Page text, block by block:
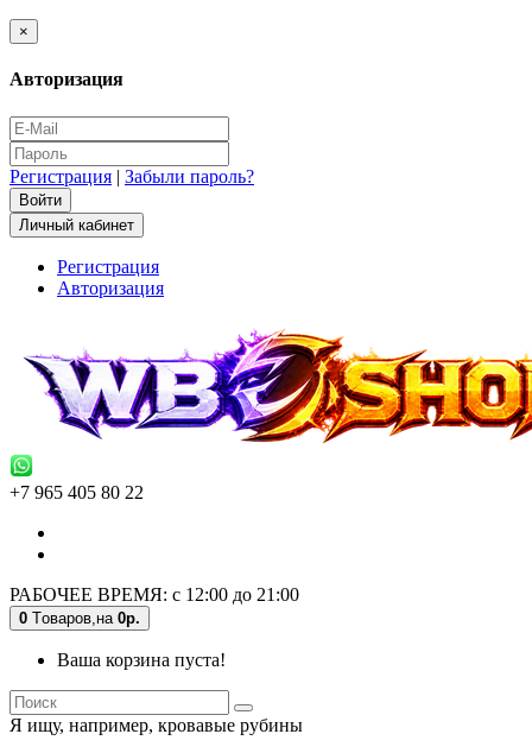
×
Авторизация
Регистрация | Забыли пароль?
Личный кабинет
Регистрация
Авторизация
+7 965 405 80 22
РАБОЧЕЕ ВРЕМЯ: с 12:00 до 21:00
0 Tоваров, на 0р.
Ваша корзина пуста!
Я ищу, например, кровавые рубины